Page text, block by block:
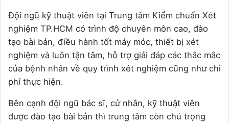
Đội ngũ kỹ thuật viên tại Trung tâm Kiểm chuẩn Xét
nghiệm TP.HCM có trình độ chuyên môn cao, đào
tạo bài bản, điều hành tốt máy móc, thiết bị xét
nghiệm và luôn tận tâm, hỗ trợ giải đáp các thắc mắc
của bệnh nhân về quy trình xét nghiệm cũng như chi
phí thực hiện.
Bên cạnh đội ngũ bác sĩ, cử nhân, kỹ thuật viên
được đào tạo bài bản thì trung tâm còn chú trọng